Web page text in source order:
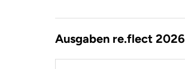
Ausgaben re.flect 2026